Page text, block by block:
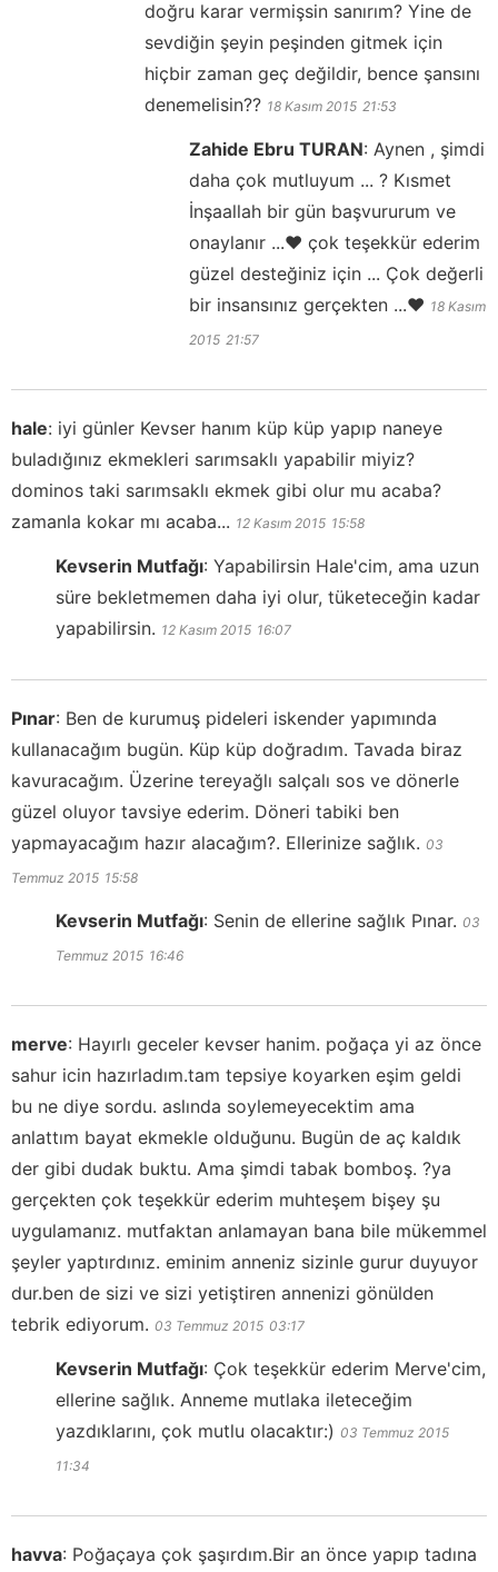
doğru karar vermişsin sanırım? Yine de
sevdiğin şeyin peşinden gitmek için
hiçbir zaman geç değildir, bence şansını
denemelisin?? 18 Kasım 2015 21:53
Zahide Ebru TURAN: Aynen , şimdi
daha çok mutluyum ... ? Kısmet
İnşaallah bir gün başvururum ve
onaylanır ...❤️ çok teşekkür ederim
güzel desteğiniz için ... Çok değerli
bir insansınız gerçekten ...❤️ 18 Kasım
2015 21:57
hale: iyi günler Kevser hanım küp küp yapıp naneye
buladığınız ekmekleri sarımsaklı yapabilir miyiz?
dominos taki sarımsaklı ekmek gibi olur mu acaba?
zamanla kokar mı acaba... 12 Kasım 2015 15:58
Kevserin Mutfağı: Yapabilirsin Hale'cim, ama uzun
süre bekletmemen daha iyi olur, tüketeceğin kadar
yapabilirsin. 12 Kasım 2015 16:07
Pınar: Ben de kurumuş pideleri iskender yapımında
kullanacağım bugün. Küp küp doğradım. Tavada biraz
kavuracağım. Üzerine tereyağlı salçalı sos ve dönerle
güzel oluyor tavsiye ederim. Döneri tabiki ben
yapmayacağım hazır alacağım?. Ellerinize sağlık. 03
Temmuz 2015 15:58
Kevserin Mutfağı: Senin de ellerine sağlık Pınar. 03
Temmuz 2015 16:46
merve: Hayırlı geceler kevser hanim. poğaça yi az önce
sahur icin hazırladım.tam tepsiye koyarken eşim geldi
bu ne diye sordu. aslında soylemeyecektim ama
anlattım bayat ekmekle olduğunu. Bugün de aç kaldık
der gibi dudak buktu. Ama şimdi tabak bomboş. ?ya
gerçekten çok teşekkür ederim muhteşem bişey şu
uygulamanız. mutfaktan anlamayan bana bile mükemmel
şeyler yaptırdınız. eminim anneniz sizinle gurur duyuyor
dur.ben de sizi ve sizi yetiştiren annenizi gönülden
tebrik ediyorum. 03 Temmuz 2015 03:17
Kevserin Mutfağı: Çok teşekkür ederim Merve'cim,
ellerine sağlık. Anneme mutlaka ileteceğim
yazdıklarını, çok mutlu olacaktır:) 03 Temmuz 2015
11:34
havva: Poğaçaya çok şaşırdım.Bir an önce yapıp tadına